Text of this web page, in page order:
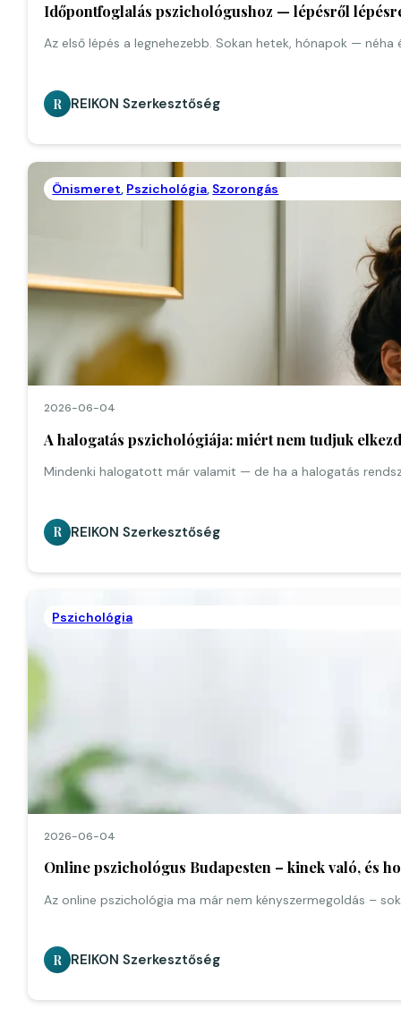
Időpontfoglalás pszichológushoz — lépésről
Az első lépés a legnehezebb. Sokan hetek, hónapok —
R REIKON Szerkesztőség
Önismeret, Pszichológia, Szorongás
2026-06-04
A halogatás pszichológiája: miért nem tudjuk
Mindenki halogatott már valamit — de ha a halogatás
R REIKON Szerkesztőség
Pszichológia
2026-06-04
Online pszichológus Budapesten – kinek való, és
Az online pszichológia ma már nem kényszermegoldás –
R REIKON Szerkesztőség